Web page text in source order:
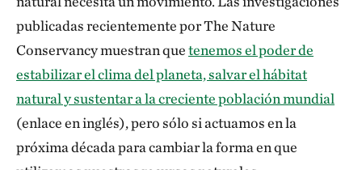
publicadas recientemente por The Nature
Conservancy muestran quetenemos el poder de
estabilizar el clima del planeta, salvar el hábitat
natural y sustentar a la creciente población mundial
(enlace en inglés), pero sólo si actuamos en la
próxima década para cambiar la forma en que